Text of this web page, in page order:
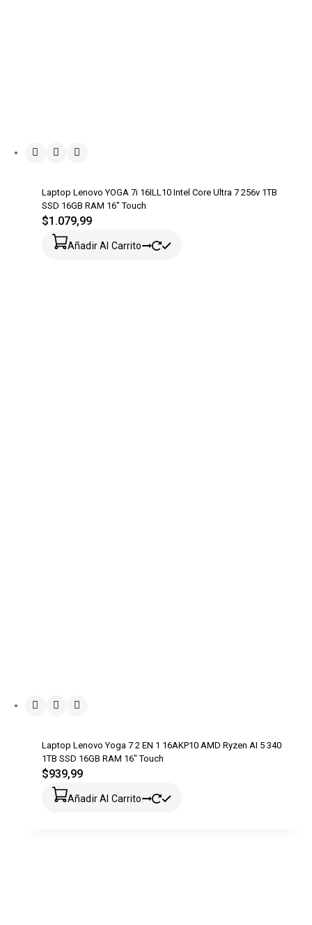
Laptop Lenovo YOGA 7i 16ILL10 Intel Core Ultra 7 256v 1TB
SSD 16GB RAM 16″ Touch
$1.079,99
Añadir Al Carrito
Laptop Lenovo Yoga 7 2 EN 1 16AKP10 AMD Ryzen AI 5 340
1TB SSD 16GB RAM 16″ Touch
$939,99
Añadir Al Carrito